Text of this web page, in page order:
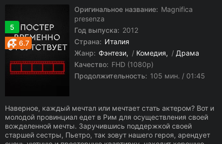
5
6.7
Оригинальное название: Magnifica
presenza
Год выпуска: 2012
Страна: Италия
Жанр: Фэнтези / Комедия / Драма
Качество: FHD (1080p)
Продолжительность: 105 мин. / 01:45
Наверное, каждый мечтал или мечтает стать актером? Вот и
молодой провинциал едет в Рим для осуществления своей
вожделенной мечты. Заручившись поддержкой своей
старшей сестры, Пьетро, так зовут нашего героя, арендует